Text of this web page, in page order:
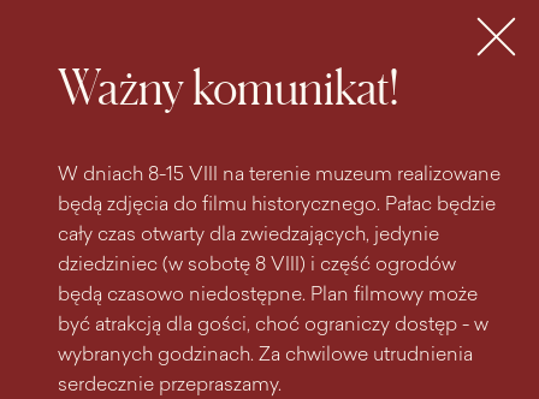
Ważny komunikat!
W dniach 8-15 VIII na terenie muzeum realizowane
będą zdjęcia do filmu historycznego. Pałac będzie
cały czas otwarty dla zwiedzających, jedynie
dziedziniec (w sobotę 8 VIII) i część ogrodów
będą czasowo niedostępne. Plan filmowy może
być atrakcją dla gości, choć ograniczy dostęp - w
wybranych godzinach. Za chwilowe utrudnienia
serdecznie przepraszamy.
MENU